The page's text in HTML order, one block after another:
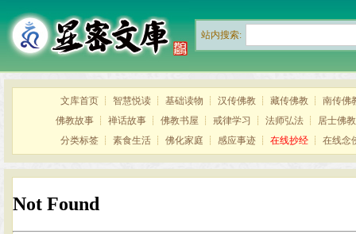
站内搜索:
文库首页 ┊ 智慧悦读 ┊ 基础读物 ┊ 汉传佛教 ┊ 藏传佛教 ┊ 南传佛
佛教故事 ┊ 禅话故事 ┊ 佛教书屋 ┊ 戒律学习 ┊ 法师弘法 ┊ 居士佛教
分类标签 ┊ 素食生活 ┊ 佛化家庭 ┊ 感应事迹 ┊ 在线抄经 ┊ 在线念